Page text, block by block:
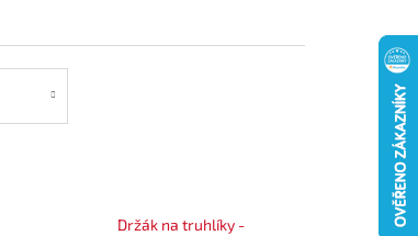
Držák na truhlíky -